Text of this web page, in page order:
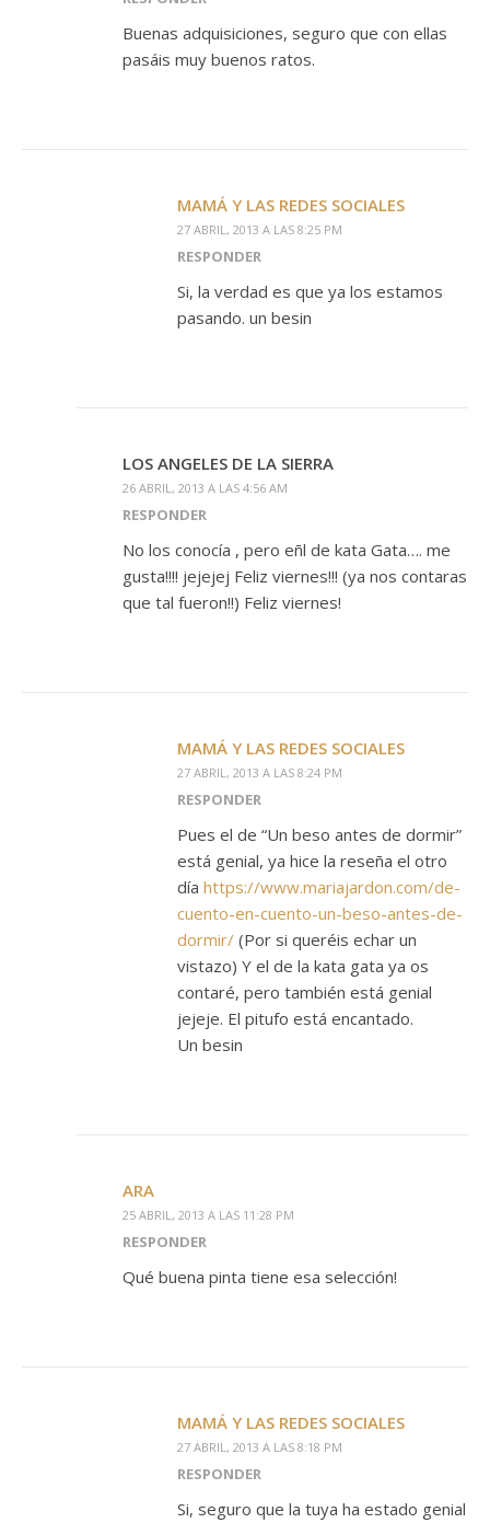
Buenas adquisiciones, seguro que con ellas
pasáis muy buenos ratos.
MAMÁ Y LAS REDES SOCIALES
27 ABRIL, 2013 A LAS 8:25 PM
RESPONDER
Si, la verdad es que ya los estamos
pasando. un besin
LOS ANGELES DE LA SIERRA
26 ABRIL, 2013 A LAS 4:56 AM
RESPONDER
No los conocía , pero eñl de kata Gata…. me
gusta!!!! jejejej Feliz viernes!!! (ya nos contaras
que tal fueron!!) Feliz viernes!
MAMÁ Y LAS REDES SOCIALES
27 ABRIL, 2013 A LAS 8:24 PM
RESPONDER
Pues el de “Un beso antes de dormir”
está genial, ya hice la reseña el otro
día https://www.mariajardon.com/de-
cuento-en-cuento-un-beso-antes-de-
dormir/ (Por si queréis echar un
vistazo) Y el de la kata gata ya os
contaré, pero también está genial
jejeje. El pitufo está encantado.
Un besin
ARA
25 ABRIL, 2013 A LAS 11:28 PM
RESPONDER
Qué buena pinta tiene esa selección!
MAMÁ Y LAS REDES SOCIALES
27 ABRIL, 2013 A LAS 8:18 PM
RESPONDER
Si, seguro que la tuya ha estado genial